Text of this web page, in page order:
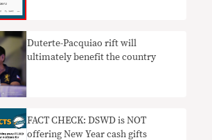
Duterte-Pacquiao rift will
ultimately benefit the country
FACT CHECK: DSWD is NOT
offering New Year cash gifts